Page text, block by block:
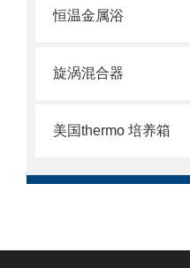
恒温金属浴
旋涡混合器
美国thermo 培养箱